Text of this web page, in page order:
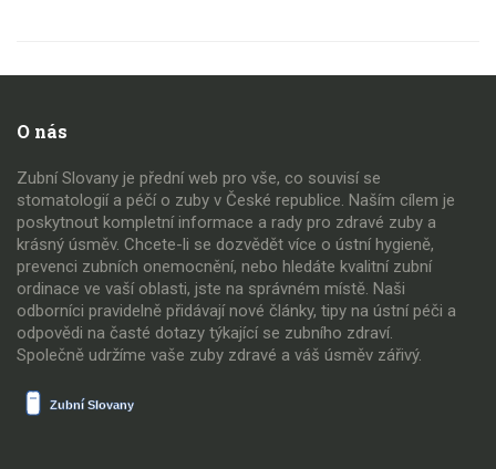
O nás
Zubní Slovany je přední web pro vše, co souvisí se
stomatologií a péčí o zuby v České republice. Naším cílem je
poskytnout kompletní informace a rady pro zdravé zuby a
krásný úsměv. Chcete-li se dozvědět více o ústní hygieně,
prevenci zubních onemocnění, nebo hledáte kvalitní zubní
ordinace ve vaší oblasti, jste na správném místě. Naši
odborníci pravidelně přidávají nové články, tipy na ústní péči a
odpovědi na časté dotazy týkající se zubního zdraví.
Společně udržíme vaše zuby zdravé a váš úsměv zářivý.